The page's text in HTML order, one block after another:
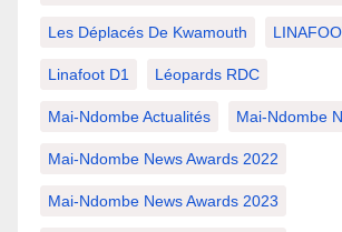
Les Déplacés De Kwamouth
Linafoot D1 Léopards RDC
Mai-Ndombe Actualités Mai-Ndombe
Mai-Ndombe News Awards 2022
Mai-Ndombe News Awards 2023